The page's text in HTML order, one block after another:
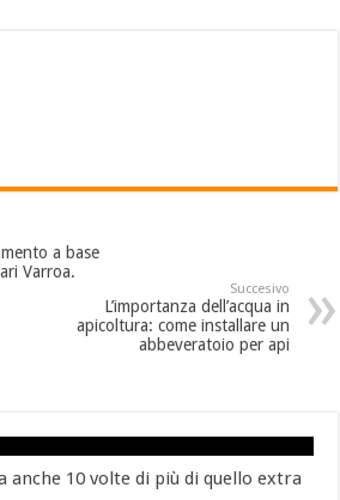
a base
Varroa.
Succesivo
L’importanza dell’acqua in
apicoltura: come installare un
abbeveratoio per api
anche 10 volte di più di quello extra